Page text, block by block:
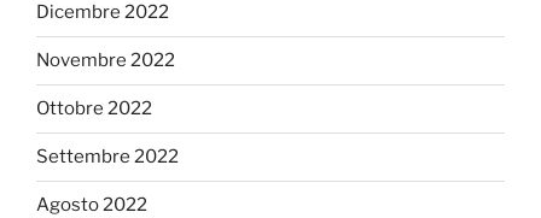
Dicembre 2022
Novembre 2022
Ottobre 2022
Settembre 2022
Agosto 2022